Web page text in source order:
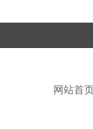
网站首